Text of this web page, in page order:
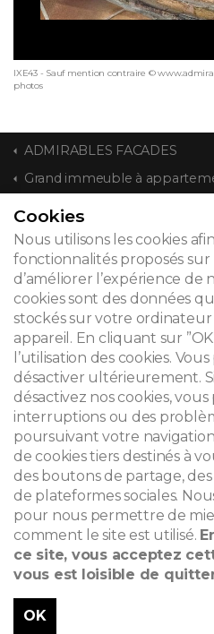
IXE43 - Sauf mention contraire ©
photos
ADMIRABLES FACADES
Grand immeuble à
CONTACT
© 2026
Mentions légales
Newsletter
Recherche
Cookies
Nous utilisons les cookies
fonctionnalités proposés
d’améliorer l’expérience de
cookies sont des données
stockés sur votre
appareil. En cliquant sur
l’utilisation des cookies.
désactiver ultérieurement.
désactivez nos cookies,
interruptions ou des
poursuivant votre
de cookies tiers destinés à
des boutons de partage,
de plateformes sociales.
pour nous permettre de
comment le site est utilisé.
ce site, vous acceptez
vous est loisible de
OK